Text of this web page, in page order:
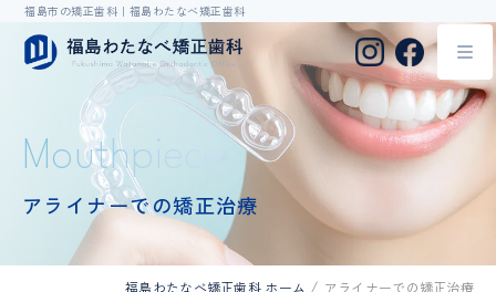
福島市の矯正歯科｜福島わたなべ矯正歯科
Mouthpiece
アライナーでの矯正治療
福島わたなべ矯正歯科 ホーム アライナーでの矯正治療